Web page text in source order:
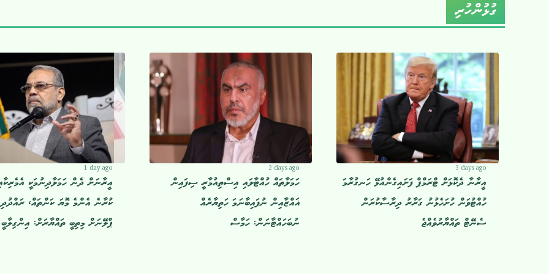
ގުޅުންހުރި
1 day ago
އީރާނަށް ދެން ހަމަލާދިނުމަކީ
ކުރާނެ އެންމެ މޮޔަ ކަންތައް،
ޕްލޭނަށް މިތިބީ ތައްޔާރަށް:
2 days ago
ހަމަލާތައް ހުއްޓާލައި އިސްތިއުމާރީ ސިފައިން
ޣައްޒާއިން ނުފައިބާނަމަ ހަތިޔާރެއް
ނުބަހައްޓާނަން: ހަމާސް
3 days ago
އީރާނާ ދެކޮޅަށް ޓްރަމްޕް ފަށައިގެންއުޅޭ ހަނގުރާމަ
ހުއްޓުވަން ހުށަހެޅުނު ގަރާރު ދިރާސާކުރަން
ސެނޭޓް ތައްޔާރުވެއްޖެ